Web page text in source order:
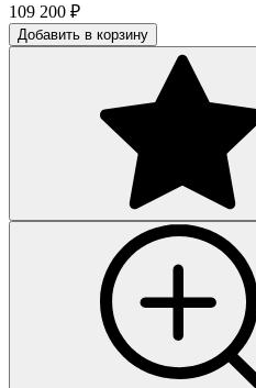
109 200 ₽
Добавить в корзину